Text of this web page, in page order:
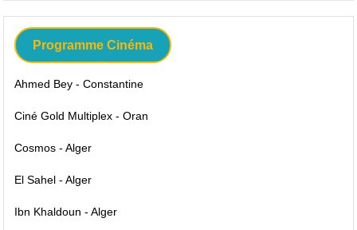
Programme Cinéma
Ahmed Bey - Constantine
Ciné Gold Multiplex - Oran
Cosmos - Alger
El Sahel - Alger
Ibn Khaldoun - Alger